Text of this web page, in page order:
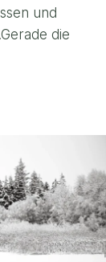
und
die